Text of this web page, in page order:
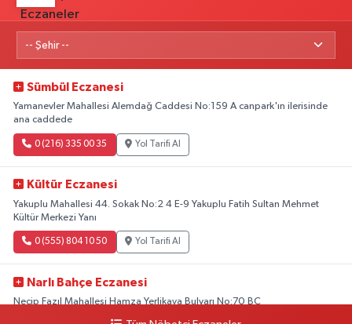
Sümbül Eczanesi
Yamanevler Mahallesi Alemdağ Caddesi No:159 A canpark'ın ilerisinde
ana caddede
0 (216) 335 00 35 Yol Tarifi Al
Kültür Eczanesi
Yakuplu Mahallesi 44. Sokak No:2 4 E-9 Yakuplu Fatih Sultan Mehmet
Kültür Merkezi Yanı
0 (555) 804 10 50 Yol Tarifi Al
Narlı Bahçe Eczanesi
Necip Fazıl Mahallesi Hamza Yerlikaya Bulvarı No:70 BC